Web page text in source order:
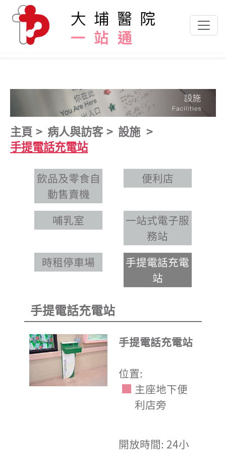
跳到主要內容
主頁 病人與訪客
設施
手提電話充電站
飲品及零食自
動售賣機
便利店
哺乳室
一站式電子服
務站
時租停車場
手提電話充電
站
手提電話充電站
手提電話充電站
位置:
主座地下便
利店旁
開放時間: 24小